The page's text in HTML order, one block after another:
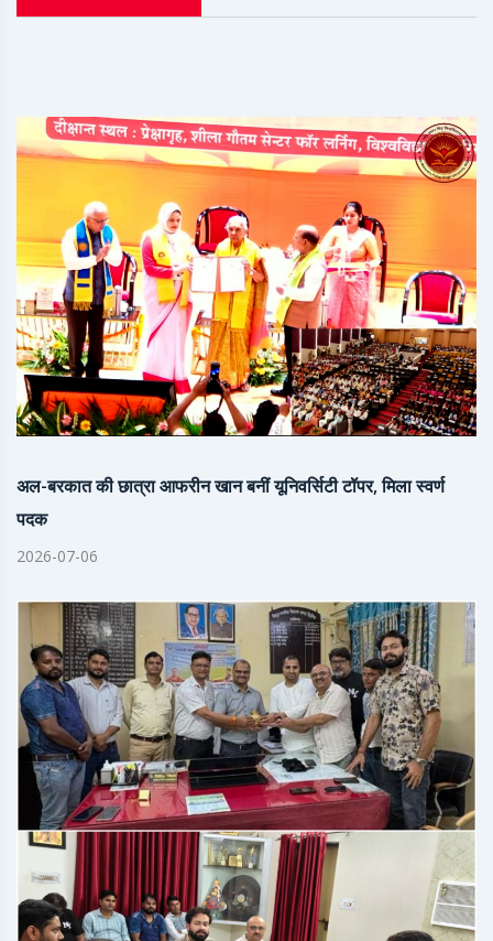
अल-बरकात की छात्रा आफरीन खान बनीं यूनिवर्सिटी टॉपर, मिला स्वर्ण
पदक
2026-07-06